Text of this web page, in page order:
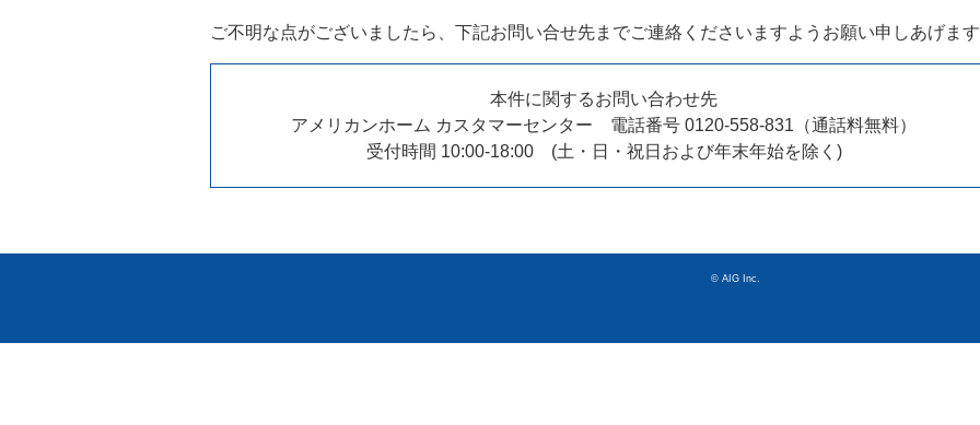
ご不明な点がございましたら、下記お問い合せ先までご連絡くださいますようお願い申しあげま
本件に関するお問い合わせ先
アメリカンホーム カスタマーセンター 電話番号 0120-558-831（通話料無料）
受付時間 10:00-18:00 (土・日・祝日および年末年始を除く)
© AIG Inc.